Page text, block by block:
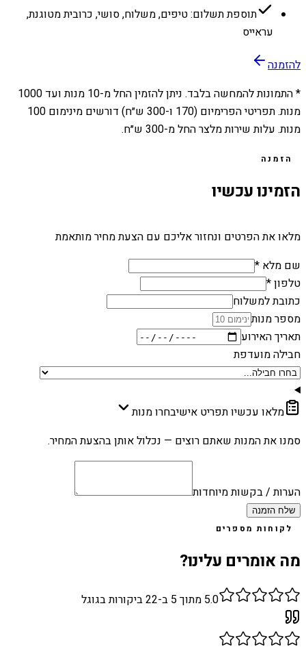
תוספת תשלום: טיפים, משלוח, סושי, כרובית מטוגנת,
עראייס
להזמנה
* התמונות להמחשה בלבד. ניתן להזמין החל מ-10 מנות ועד 1000
מנות. תפריטי הפרימיום (170 ו-300 ש״ח) דורשים מינימום 100
מנות. עלות שירות מלצר החל מ-300 ש״ח.
הזמנה
הזמינו עכשיו
מלאו את הפרטים ונחזור אליכם עם הצעת מחיר מותאמת
שם מלא *
טלפון *
כתובת למשלוח
מספר מנות
תאריך האירוע
חבילה מועדפת
מלאו עכשיו תפריט אישיבחרו מנות
סמנו את המנות שאתם רוצים — נכלול אותן בהצעת המחיר.
הערות / בקשות מיוחדות
שלח הזמנה
לקוחות מספרים
מה אומרים עלינו?
5.0 מתוך 5 ב- 22ביקורות בגוגל